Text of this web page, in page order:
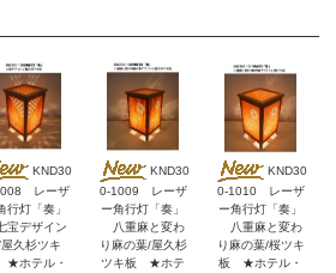
KND30
レーザ
行灯「奏」
宝デザイン
久杉ツキ
ホテル・
KND30
0-1009 レーザ
ー角行灯「奏」
八重麻と変わ
り麻の葉/屋久杉
ツキ板 ★ホテ
KND30
0-1010 レーザ
ー角行灯「奏」
八重麻と変わ
り麻の葉/桜ツキ
板 ★ホテル・